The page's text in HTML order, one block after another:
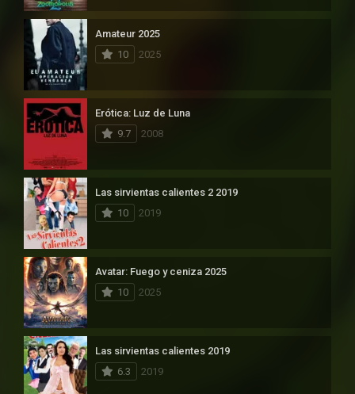
Amateur 2025
10
2025
Erótica: Luz de Luna
9.7
2008
Las sirvientas calientes 2 2019
10
2019
Avatar: Fuego y ceniza 2025
10
2025
Las sirvientas calientes 2019
6.3
2019